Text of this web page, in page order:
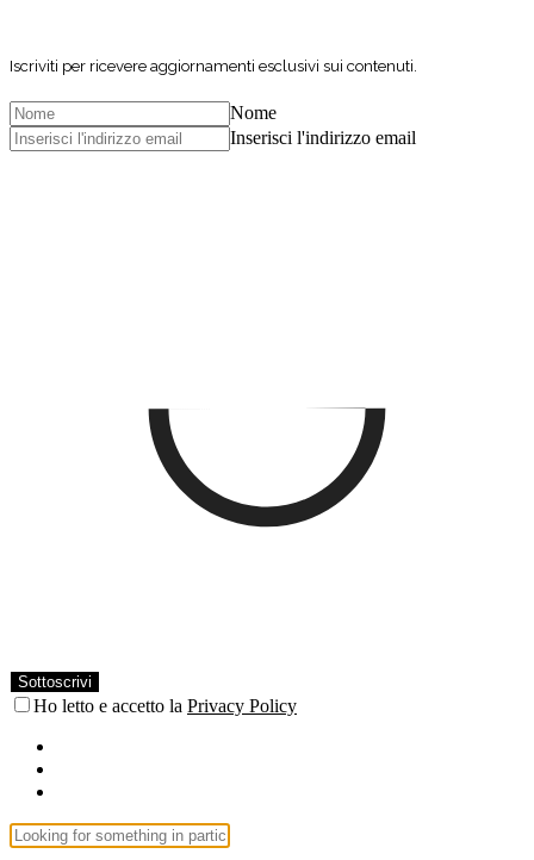
Iscriviti per ricevere aggiornamenti esclusivi sui contenuti.
Nome
Inserisci l'indirizzo email
Ho letto e accetto la Privacy Policy